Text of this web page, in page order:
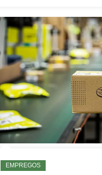
EMPREGOS